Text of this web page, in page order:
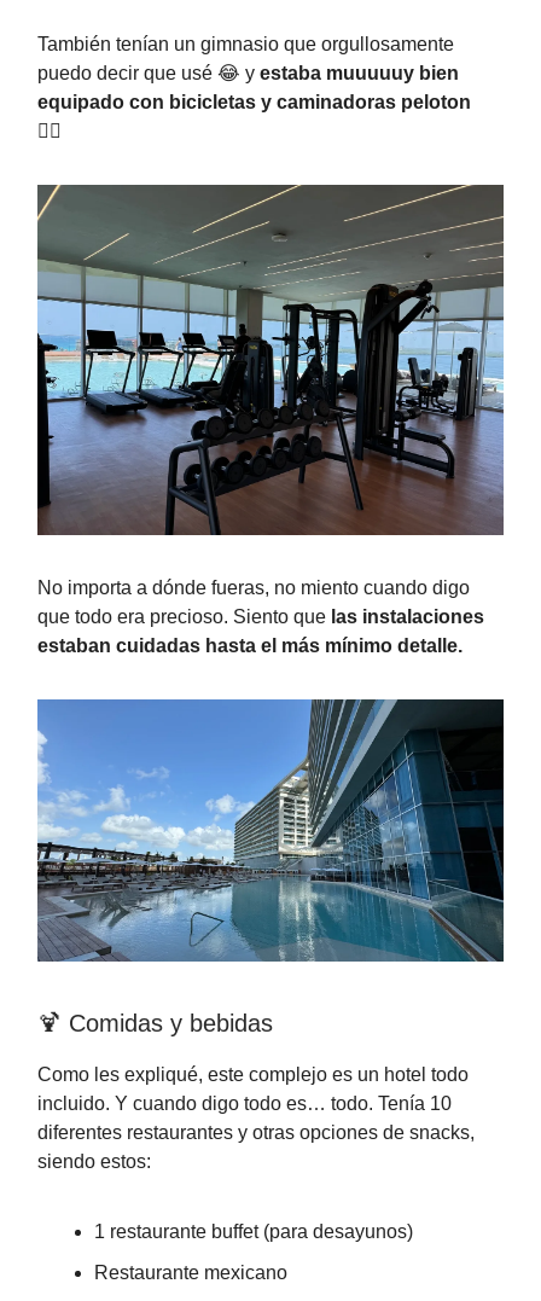
También tenían un gimnasio que orgullosamente
puedo decir que usé 😂 y estaba muuuuuy bien
equipado con bicicletas y caminadoras peloton
🏃‍♀️
No importa a dónde fueras, no miento cuando digo
que todo era precioso. Siento que las instalaciones
estaban cuidadas hasta el más mínimo detalle.
🍹 Comidas y bebidas
Como les expliqué, este complejo es un hotel todo
incluido. Y cuando digo todo es… todo. Tenía 10
diferentes restaurantes y otras opciones de snacks,
siendo estos:
1 restaurante buffet (para desayunos)
Restaurante mexicano